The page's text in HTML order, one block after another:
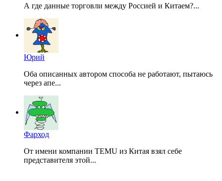
А где данные торговли между Россией и Китаем?...
Юрий
Оба описанных автором способа не работают, пытаюсь
через апе...
Фарход
От имени компании TEMU из Китая взял себе
представителя этой...